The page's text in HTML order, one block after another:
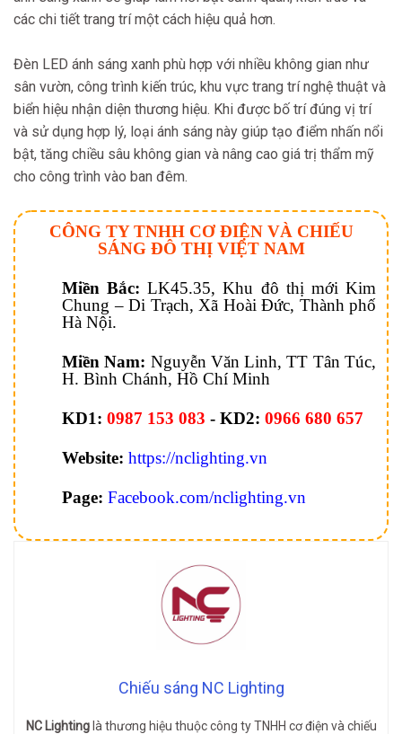
các chi tiết trang trí một cách hiệu quả hơn.
Đèn LED ánh sáng xanh phù hợp với nhiều không gian như
sân vườn, công trình kiến trúc, khu vực trang trí nghệ thuật và
biển hiệu nhận diện thương hiệu. Khi được bố trí đúng vị trí
và sử dụng hợp lý, loại ánh sáng này giúp tạo điểm nhấn nổi
bật, tăng chiều sâu không gian và nâng cao giá trị thẩm mỹ
cho công trình vào ban đêm.
CÔNG TY TNHH CƠ ĐIỆN VÀ CHIẾU
SÁNG ĐÔ THỊ VIỆT NAM
Miền Bắc: LK45.35, Khu đô thị mới Kim
Chung – Di Trạch, Xã Hoài Đức, Thành phố
Hà Nội.
Miền Nam: Nguyễn Văn Linh, TT Tân Túc,
H. Bình Chánh, Hồ Chí Minh
KD1: 0987 153 083 - KD2: 0966 680 657
Website: https://nclighting.vn
Page: Facebook.com/nclighting.vn
Chiếu sáng NC Lighting
NC Lightinglà thương hiệu thuộc công ty TNHH cơ điện và chiếu